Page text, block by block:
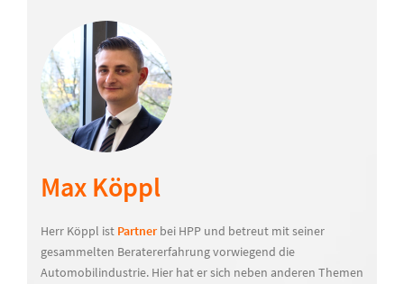
Max Köppl
Herr Köppl ist Partnerbei HPP und betreut mit seiner
gesammelten Beratererfahrung vorwiegend die
Automobilindustrie. Hier hat er sich neben anderen Themen